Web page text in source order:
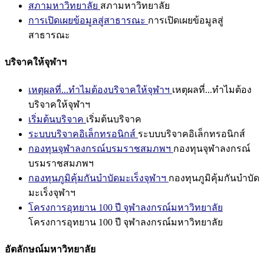
สภามหาวิทยาลัย สภามหาวิทยาลัย
การเปิดเผยข้อมูลสู่สาธารณะ การเปิดเผยข้อมูลสู่
สาธารณะ
บริจาคให้จุฬาฯ
เหตุผลที่...ทำไมต้องบริจาคให้จุฬาฯ เหตุผลที่...ทำไมต้อง
บริจาคให้จุฬาฯ
เริ่มต้นบริจาค เริ่มต้นบริจาค
ระบบบริจาคอิเล็กทรอนิกส์ ระบบบริจาคอิเล็กทรอนิกส์
กองทุนจุฬาลงกรณ์บรมราชสมภพฯ กองทุนจุฬาลงกรณ์
บรมราชสมภพฯ
กองทุนภูมิคุ้มกันบำบัดมะเร็งจุฬาฯ กองทุนภูมิคุ้มกันบำบัด
มะเร็งจุฬาฯ
โครงการอุทยาน 100 ปี จุฬาลงกรณ์มหาวิทยาลัย
โครงการอุทยาน 100 ปี จุฬาลงกรณ์มหาวิทยาลัย
อัตลักษณ์มหาวิทยาลัย